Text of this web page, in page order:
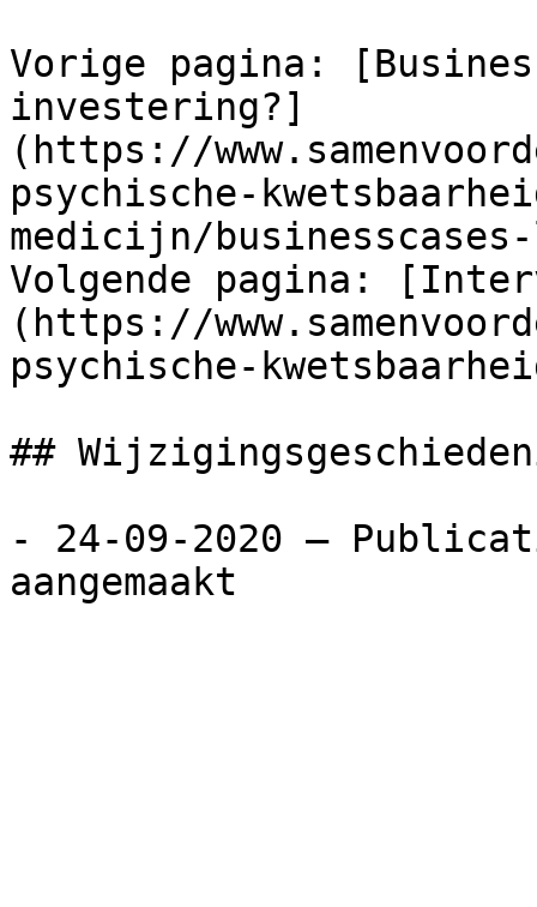
Vorige pagina:
investering?]
(https://
psychische-
medicijn/
Volgende pagina:
(https://
psychische-
##
- 24-09-2020 —
aangemaakt